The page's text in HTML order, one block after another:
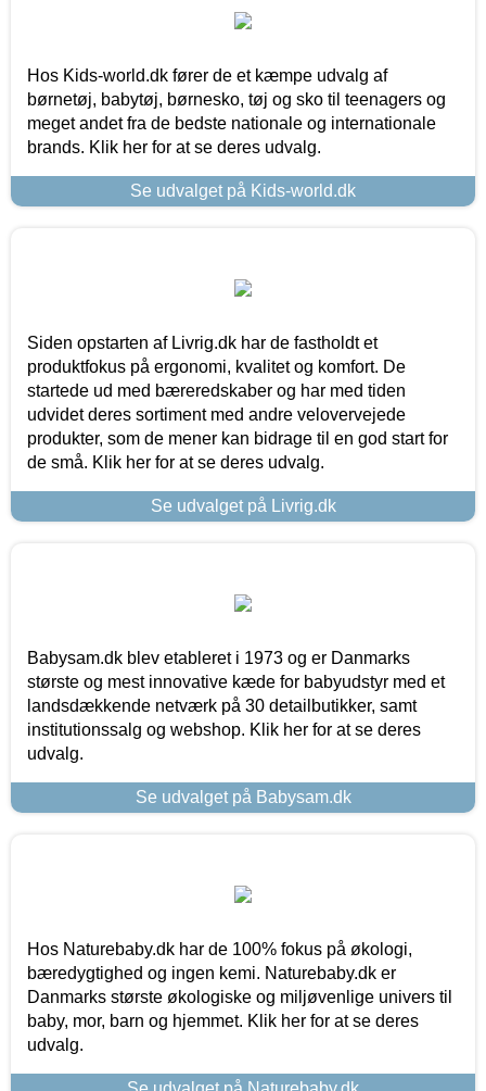
Hos Kids-world.dk fører de et kæmpe udvalg af
børnetøj, babytøj, børnesko, tøj og sko til teenagers og
meget andet fra de bedste nationale og internationale
brands. Klik her for at se deres udvalg.
Se udvalget på Kids-world.dk
Siden opstarten af Livrig.dk har de fastholdt et
produktfokus på ergonomi, kvalitet og komfort. De
startede ud med bæreredskaber og har med tiden
udvidet deres sortiment med andre velovervejede
produkter, som de mener kan bidrage til en god start for
de små. Klik her for at se deres udvalg.
Se udvalget på Livrig.dk
Babysam.dk blev etableret i 1973 og er Danmarks
største og mest innovative kæde for babyudstyr med et
landsdækkende netværk på 30 detailbutikker, samt
institutionssalg og webshop. Klik her for at se deres
udvalg.
Se udvalget på Babysam.dk
Hos Naturebaby.dk har de 100% fokus på økologi,
bæredygtighed og ingen kemi. Naturebaby.dk er
Danmarks største økologiske og miljøvenlige univers til
baby, mor, barn og hjemmet. Klik her for at se deres
udvalg.